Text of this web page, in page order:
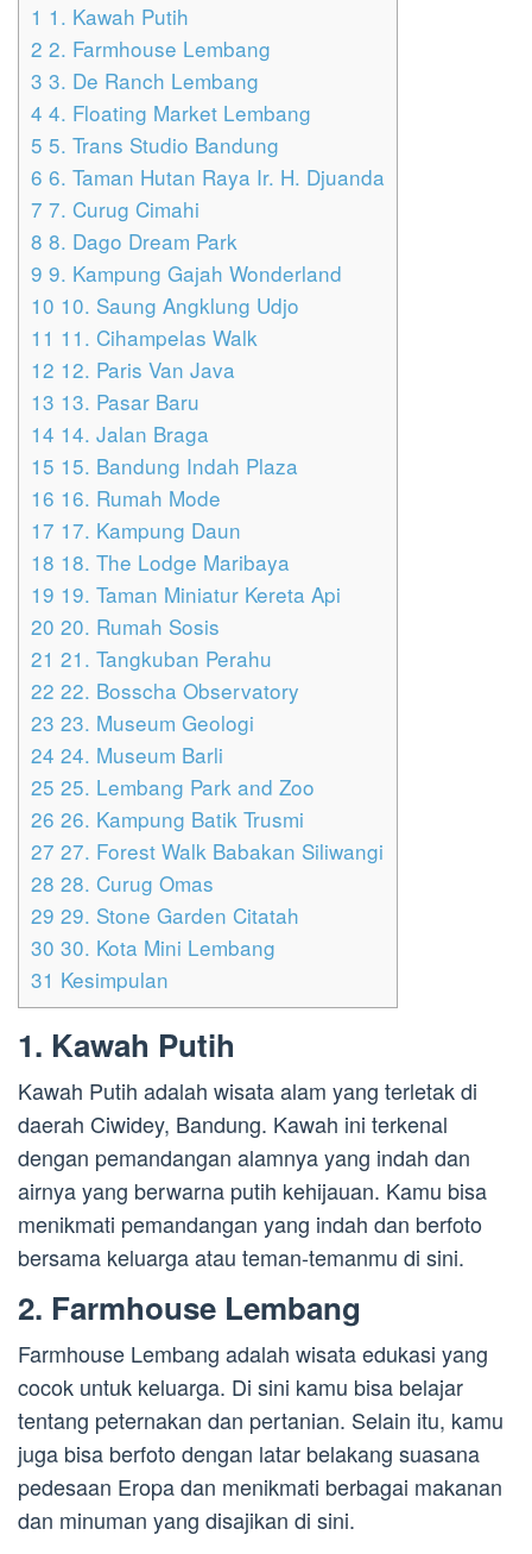
1 1. Kawah Putih
2 2. Farmhouse Lembang
3 3. De Ranch Lembang
4 4. Floating Market Lembang
5 5. Trans Studio Bandung
6 6. Taman Hutan Raya Ir. H. Djuanda
7 7. Curug Cimahi
8 8. Dago Dream Park
9 9. Kampung Gajah Wonderland
10 10. Saung Angklung Udjo
11 11. Cihampelas Walk
12 12. Paris Van Java
13 13. Pasar Baru
14 14. Jalan Braga
15 15. Bandung Indah Plaza
16 16. Rumah Mode
17 17. Kampung Daun
18 18. The Lodge Maribaya
19 19. Taman Miniatur Kereta Api
20 20. Rumah Sosis
21 21. Tangkuban Perahu
22 22. Bosscha Observatory
23 23. Museum Geologi
24 24. Museum Barli
25 25. Lembang Park and Zoo
26 26. Kampung Batik Trusmi
27 27. Forest Walk Babakan Siliwangi
28 28. Curug Omas
29 29. Stone Garden Citatah
30 30. Kota Mini Lembang
31 Kesimpulan
1. Kawah Putih
Kawah Putih adalah wisata alam yang terletak di
daerah Ciwidey, Bandung. Kawah ini terkenal
dengan pemandangan alamnya yang indah dan
airnya yang berwarna putih kehijauan. Kamu bisa
menikmati pemandangan yang indah dan berfoto
bersama keluarga atau teman-temanmu di sini.
2. Farmhouse Lembang
Farmhouse Lembang adalah wisata edukasi yang
cocok untuk keluarga. Di sini kamu bisa belajar
tentang peternakan dan pertanian. Selain itu, kamu
juga bisa berfoto dengan latar belakang suasana
pedesaan Eropa dan menikmati berbagai makanan
dan minuman yang disajikan di sini.